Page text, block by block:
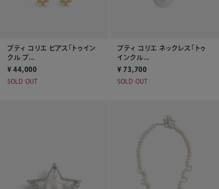
プティ コリエ ピアス「トゥイン
クル プ...
¥ 44,000
SOLD OUT
プティ コリエ ネックレス「トゥ
インクル...
¥ 73,700
SOLD OUT